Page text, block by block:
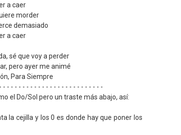
a caer
morder
demasiado
a caer
sé que voy a perder
pero ayer me animé
Para Siempre
- - - - - - - - - - - - - - - - - - - - - - - - - -
el Do/Sol pero un traste más abajo, así:
la cejilla y los 0 es donde hay que poner los